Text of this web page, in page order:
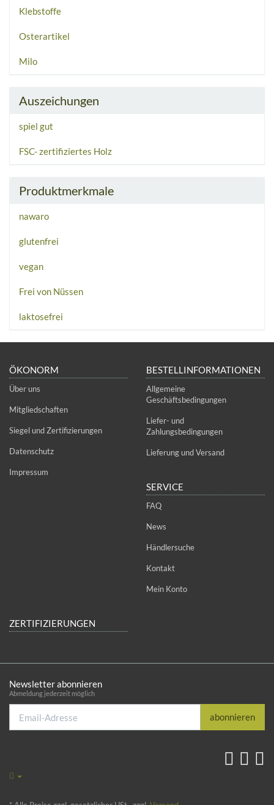
Klebstoffe
Osterartikel
Milo
Auszeichungen
spiel gut
FSC- zertifiziertes Holz
Produktmerkmale
nawaro
glutenfrei
vegan
Frei von Nüssen
laktosefrei
ÖKONORM
Über uns
Mitgliedschaften
Siegel und Zertifizierungen
Datenschutz
Impressum
BESTELLINFORMATIONEN
Allgemeine
Geschäftsbedingungen
Liefer- und
Zahlungsbedingungen
Lieferung und Versand
SERVICE
FAQ
News
Händlersuche
Kontakt
Mein Konto
ZERTIFIZIERUNGEN
Newsletter abonnieren
Abmeldung jederzeit möglich
Adresse
abonnieren